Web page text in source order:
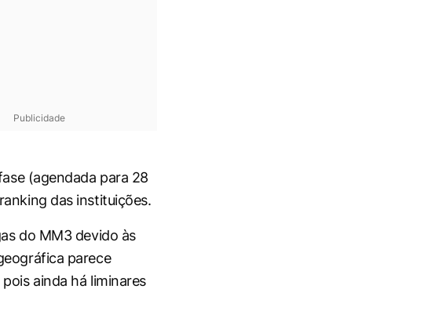
Publicidade
(agendada para 28
das instituições.
do MM3 devido às
parece
ainda há liminares